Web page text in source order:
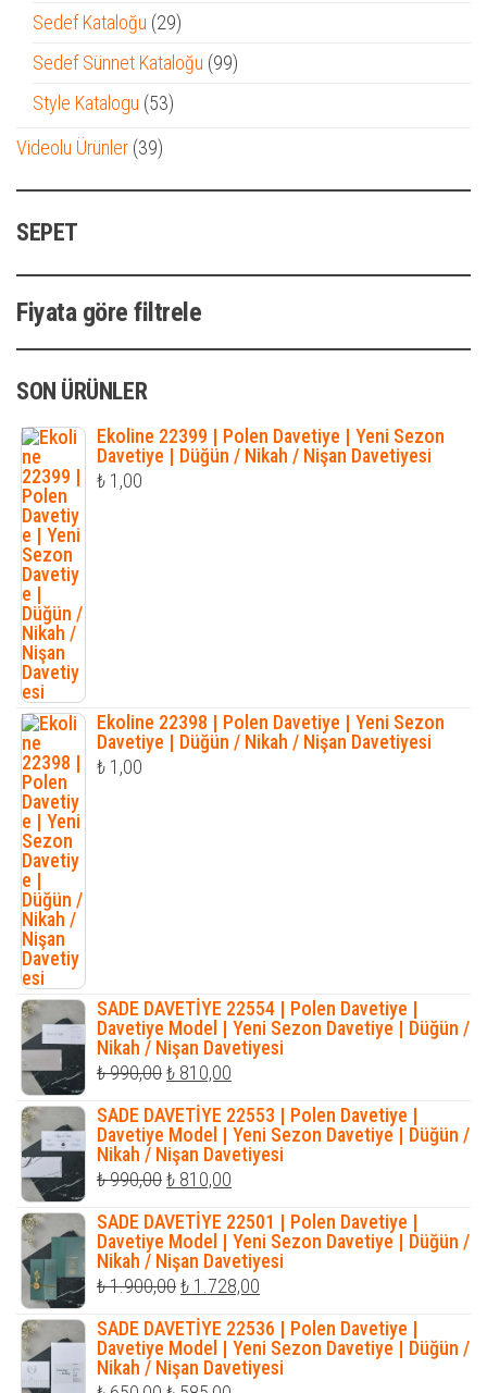
Sedef Kataloğu 2929
ürün
Sedef Sünnet Kataloğu 9999
Style Katalogu 5353
Videolu Ürünler 3939
SEPET
Fiyata göre filtrele
SON ÜRÜNLER
Ekoline 22399 | Polen Davetiye | Yeni Sezon
Davetiye | Düğün / Nikah / Nişan Davetiyesi
₺ 1,00
Ekoline 22398 | Polen Davetiye | Yeni Sezon
Davetiye | Düğün / Nikah / Nişan Davetiyesi
₺ 1,00
SADE DAVETİYE 22554 | Polen Davetiye |
Davetiye Model | Yeni Sezon Davetiye | Düğün /
Nikah / Nişan Davetiyesi
₺990,00Orijinal
fiyat:
₺ 990,00.
₺ 810,00
andaki
fiyat:
₺ 810,00.
SADE DAVETİYE 22553 | Polen Davetiye |
Davetiye Model | Yeni Sezon Davetiye | Düğün /
Nikah / Nişan Davetiyesi
₺990,00Orijinal
fiyat:
₺ 990,00.
₺ 810,00
andaki
fiyat:
₺ 810,00.
SADE DAVETİYE 22501 | Polen Davetiye |
Davetiye Model | Yeni Sezon Davetiye | Düğün /
Nikah / Nişan Davetiyesi
₺1.900,00Orijinal
fiyat:
₺ 1.900,00.
₺ 1.728,00
andaki
fiyat:
₺ 1.728,00.
SADE DAVETİYE 22536 | Polen Davetiye |
Davetiye Model | Yeni Sezon Davetiye | Düğün /
Nikah / Nişan Davetiyesi